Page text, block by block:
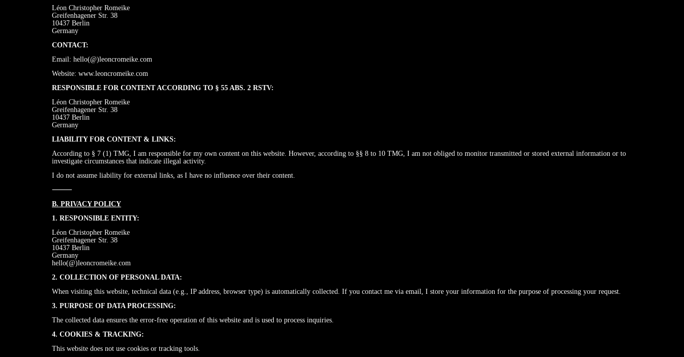
Léon Christopher Romeike
Greifenhagener Str. 38
10437 Berlin
Germany
CONTACT:
Email: hello(@)leoncromeike.com
Website: www.leoncromeike.com
RESPONSIBLE FOR CONTENT ACCORDING TO § 55 ABS. 2 RSTV:
Léon Christopher Romeike
Greifenhagener Str. 38
10437 Berlin
Germany
LIABILITY FOR CONTENT & LINKS:
According to § 7 (1) TMG, I am responsible for my own content on this website. However, according to §§ 8 to 10 TMG, I am not obliged to monitor transmitted or stored external information or to
investigate circumstances that indicate illegal activity.
I do not assume liability for external links, as I have no influence over their content.
⸻
B. PRIVACY POLICY
1. RESPONSIBLE ENTITY:
Léon Christopher Romeike
Greifenhagener Str. 38
10437 Berlin
Germany
hello(@)leoncromeike.com
2. COLLECTION OF PERSONAL DATA:
When visiting this website, technical data (e.g., IP address, browser type) is automatically collected. If you contact me via email, I store your information for the purpose of processing your request.
3. PURPOSE OF DATA PROCESSING:
The collected data ensures the error-free operation of this website and is used to process inquiries.
4. COOKIES & TRACKING:
This website does not use cookies or tracking tools.